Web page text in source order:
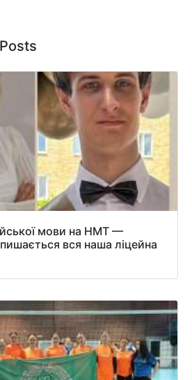
мови на НМТ —
вся наша ліцейна